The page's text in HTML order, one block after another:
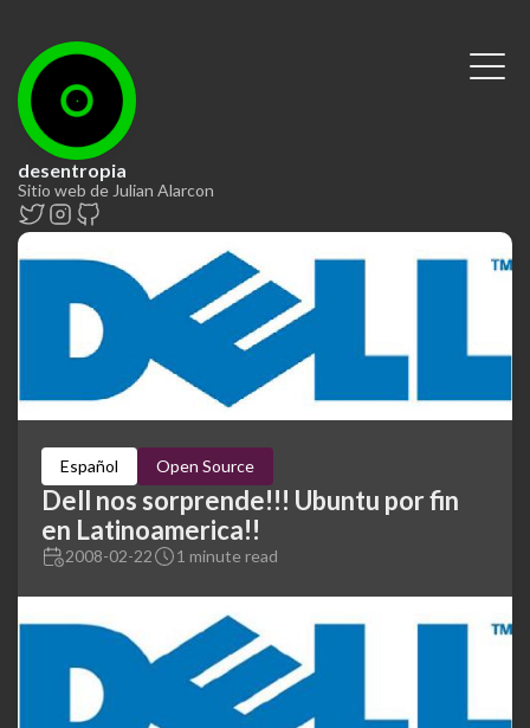
desentropia
Sitio web de Julian Alarcon
Español Open Source
Dell nos sorprende!!! Ubuntu por fin
en Latinoamerica!!
2008-02-22 1 minute read